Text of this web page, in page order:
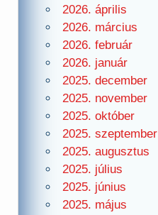
2026. április
2026. március
2026. február
2026. január
2025. december
2025. november
2025. október
2025. szeptember
2025. augusztus
2025. július
2025. június
2025. május